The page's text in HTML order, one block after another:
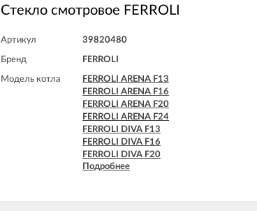
FERROLI DIVAtop micro F24
FERROLI DIVAtop micro F32
FERROLI DIVAtop micro LN C24
FERROLI DIVAtop micro LN C32
FERROLI DIVAtop micro LN F32
FERROLI DIVAtop ST C24
FERROLI DIVAtop ST C32
FERROLI DIVAtop ST F24
FERROLI DIVAtop ST F32
Стекло смотровое FERROLI
Артикул 39820480
Бренд FERROLI
Модель котла
FERROLI ARENA F13
FERROLI ARENA F16
FERROLI ARENA F20
FERROLI ARENA F24
FERROLI DIVA F13
FERROLI DIVA F16
FERROLI DIVA F20
FERROLI DIVA F24
Подробнее